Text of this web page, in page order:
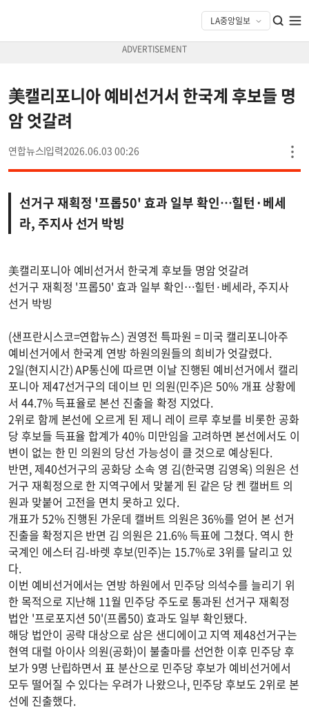
美캘리포니아 예비선거서 한국계 후보들 명
암 엇갈려
연합뉴스 2026.06.03 00:26
선거구 재획정 '프롭50' 효과 일부 확인…힐턴·베세
라, 주지사 선거 박빙
美캘리포니아 예비선거서 한국계 후보들 명암 엇갈려
선거구 재획정 '프롭50' 효과 일부 확인…힐턴·베세라, 주지사
선거 박빙
(샌프란시스코=연합뉴스) 권영전 특파원 = 미국 캘리포니아주
예비선거에서 한국계 연방 하원의원들의 희비가 엇갈렸다.
2일(현지시간) AP통신에 따르면 이날 진행된 예비선거에서 캘리
포니아 제47선거구의 데이브 민 의원(민주)은 50% 개표 상황에
서 44.7% 득표율로 본선 진출을 확정 지었다.
2위로 함께 본선에 오르게 된 제니 레이 르루 후보를 비롯한 공화
당 후보들 득표율 합계가 40% 미만임을 고려하면 본선에서도 이
변이 없는 한 민 의원의 당선 가능성이 클 것으로 예상된다.
반면, 제40선거구의 공화당 소속 영 김(한국명 김영옥) 의원은 선
거구 재획정으로 한 지역구에서 맞붙게 된 같은 당 켄 캘버트 의
원과 맞붙어 고전을 면치 못하고 있다.
개표가 52% 진행된 가운데 캘버트 의원은 36%를 얻어 본 선거
진출을 확정지은 반면 김 의원은 21.6% 득표에 그쳤다. 역시 한
국계인 에스터 김-바렛 후보(민주)는 15.7%로 3위를 달리고 있
다.
이번 예비선거에서는 연방 하원에서 민주당 의석수를 늘리기 위
한 목적으로 지난해 11월 민주당 주도로 통과된 선거구 재획정
법안 '프로포지션 50'(프롭50) 효과도 일부 확인됐다.
해당 법안이 공략 대상으로 삼은 샌디에이고 지역 제48선거구는
현역 대럴 아이사 의원(공화)이 불출마를 선언한 이후 민주당 후
보가 9명 난립하면서 표 분산으로 민주당 후보가 예비선거에서
모두 떨어질 수 있다는 우려가 나왔으나, 민주당 후보도 2위로 본
선에 진출했다.